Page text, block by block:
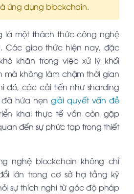
ứng dụng blockchain.
là một thách thức công nghệ
Các giao thức hiện nay, đặc
khăn trong việc xử lý khối
mà không làm chậm thời gian
đó, các cải tiến như sharding
đã hứa hẹn giải quyết vấn đề
khai thực tế vẫn còn gặp
đến sự phức tạp trong thiết
nghệ blockchain không chỉ
lớn trong cơ sở hạ tầng kỹ
sự thích nghi từ góc độ pháp